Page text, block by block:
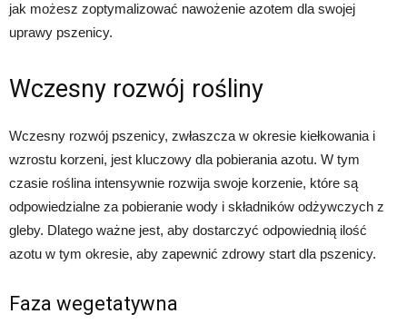
jak możesz zoptymalizować nawożenie azotem dla swojej
uprawy pszenicy.
Wczesny rozwój rośliny
Wczesny rozwój pszenicy, zwłaszcza w okresie kiełkowania i
wzrostu korzeni, jest kluczowy dla pobierania azotu. W tym
czasie roślina intensywnie rozwija swoje korzenie, które są
odpowiedzialne za pobieranie wody i składników odżywczych z
gleby. Dlatego ważne jest, aby dostarczyć odpowiednią ilość
azotu w tym okresie, aby zapewnić zdrowy start dla pszenicy.
Faza wegetatywna